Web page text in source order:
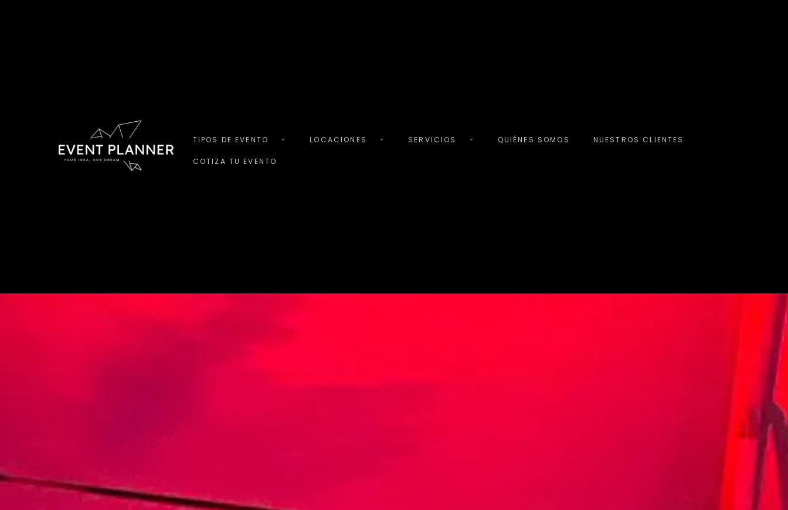
TIPOS DE EVENTO LOCACIONES SERVICIOS QUIÉNES SOMOS NUESTROS CLIENTES
COTIZA TU EVENTO